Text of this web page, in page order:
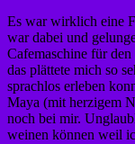
Es war wirklich eine
war dabei und
Cafemaschine für
das plättete mich so
sprachlos erleben
Maya (mit herzigem
noch bei mir.
weinen können weil